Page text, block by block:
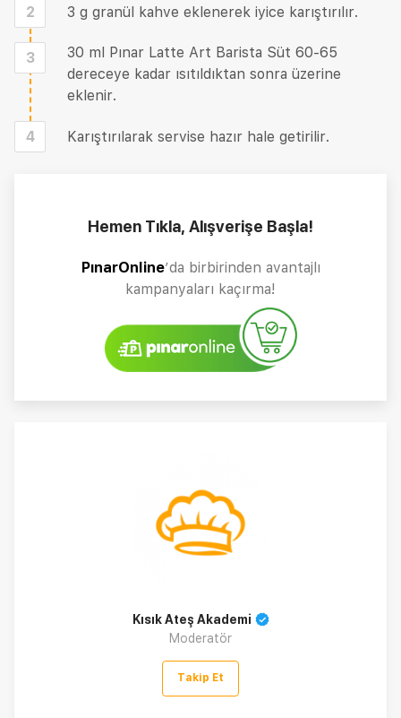
2 3 g granül kahve eklenerek iyice karıştırılır.
3
30 ml Pınar Latte Art Barista Süt 60-65
dereceye kadar ısıtıldıktan sonra üzerine
eklenir.
4 Karıştırılarak servise hazır hale getirilir.
Hemen Tıkla, Alışverişe Başla!
PınarOnline’da birbirinden avantajlı
kampanyaları kaçırma!
Kısık Ateş Akademi
Moderatör
Takip Et